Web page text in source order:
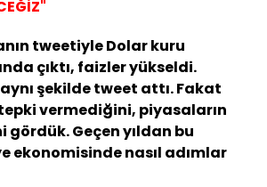
tweetiyle Dolar kuru
çıktı, faizler yükseldi.
şekilde tweet attı. Fakat
vermediğini, piyasaların
Geçen yıldan bu
ekonomisinde nasıl adımlar